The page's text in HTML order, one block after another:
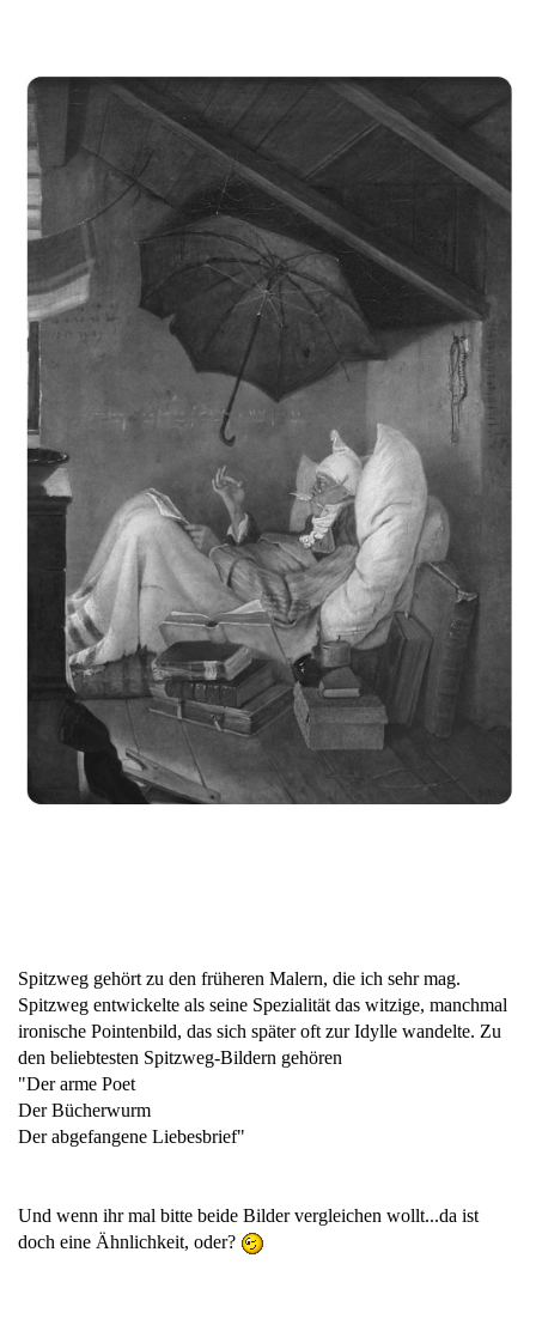
Spitzweg gehört zu den früheren Malern, die ich sehr mag.
Spitzweg entwickelte als seine Spezialität das witzige, manchmal
ironische Pointenbild, das sich später oft zur Idylle wandelte. Zu
den beliebtesten Spitzweg-Bildern gehören
"Der arme Poet
Der Bücherwurm
Der abgefangene Liebesbrief"
Und wenn ihr mal bitte beide Bilder vergleichen wollt...da ist
doch eine Ähnlichkeit, oder?